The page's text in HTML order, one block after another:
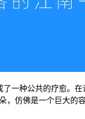
一种公共的疗愈。
，仿佛是一个巨大